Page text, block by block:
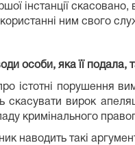
інстанції
ним свого
особи, яка її подала,
істотні порушення
скасувати вирок
кримінального
наводить такі